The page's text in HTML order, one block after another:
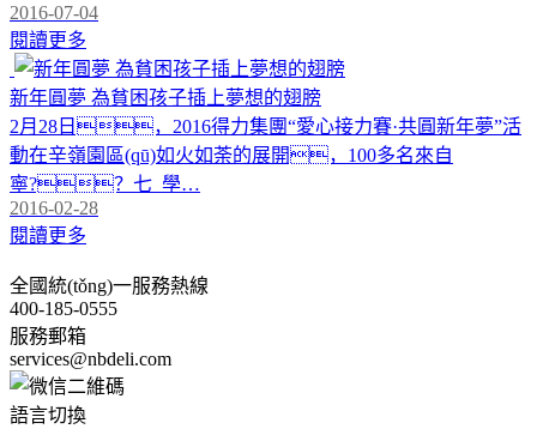
2016-07-04
閱讀更多
新年圓夢 為貧困孩子插上夢想的翅膀
2月28日，2016得力集團“愛心接力賽·共圓新年夢”活
動在辛嶺園區(qū)如火如荼的展開，100多名來自
寧?？七_學…
2016-02-28
閱讀更多
全國統(tǒng)一服務熱線
400-185-0555
服務郵箱
services@nbdeli.com
語言切換